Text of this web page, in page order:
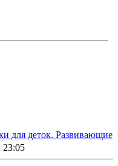
для деток. Развивающие
23:05